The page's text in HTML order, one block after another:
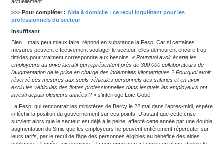
compensations financières à la hauteur des nouvelles
Aides renforcées
Dans son éventail de mesures, Sébastien Lecornu a
doublement de la prime kilométrique réservée aux « grands
professionnels assurant plus de 8 000 kilomètres de
(l'équivalent de 40 kilomètres par jour). Initialement calculée à
passer à 100 €. Charge aux intéressés de s'inscrire sur la
ouverte par le gouvernement depuis le 27 avril 2026.
Autre mesure à destination du secteur de l'aide à domicile, le
nécessaires à l'agrément d'un avenant à la convention
personne prévoyant la hausse du montant de la prise en charge
kilométriques par les employeurs de 38 à 40 centimes par
qui n'avait pas pu entrer en vigueur faute de soutien financier de